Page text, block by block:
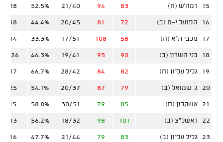
15 רמה'ש (ח) 83
94
21/40
52.5%
8/28
16 הפועל י-ם (ב) 72
81
20/45
44.4%
5/18
17 מכבי ת"א (ח) 58
108
17/51
33.3%
4/14
18 בני השרון (ב) 90
95
19/41
46.3%
10/26
19 גליל עליון (ח) 82
84
28/42
66.7%
2/17
20 ג. שמואל (ב) 79
87
20/37
54.1%
8/25
21 אשקלון (ח) 85
79
30/51
58.8%
1/15
22 ראשל"צ (ב) 101
98
18/32
56.2%
7/13
23 גליל עליון (ב) 83
79
21/44
47.7%
6/16